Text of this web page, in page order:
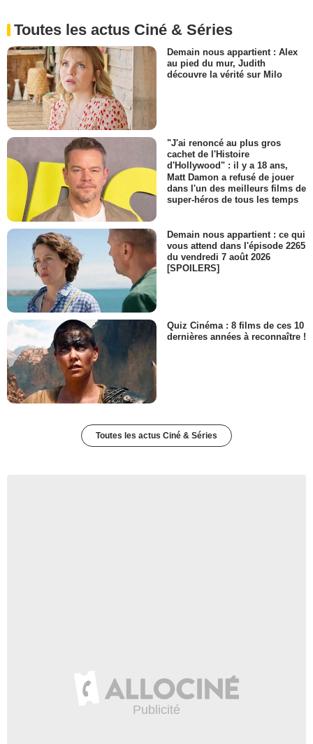
Toutes les actus Ciné & Séries
Demain nous appartient : Alex
au pied du mur, Judith
découvre la vérité sur Milo
"J'ai renoncé au plus gros
cachet de l'Histoire
d'Hollywood" : il y a 18 ans,
Matt Damon a refusé de jouer
dans l'un des meilleurs films de
super-héros de tous les temps
Demain nous appartient : ce qui
vous attend dans l'épisode 2265
du vendredi 7 août 2026
[SPOILERS]
Quiz Cinéma : 8 films de ces 10
dernières années à reconnaître !
Toutes les actus Ciné & Séries